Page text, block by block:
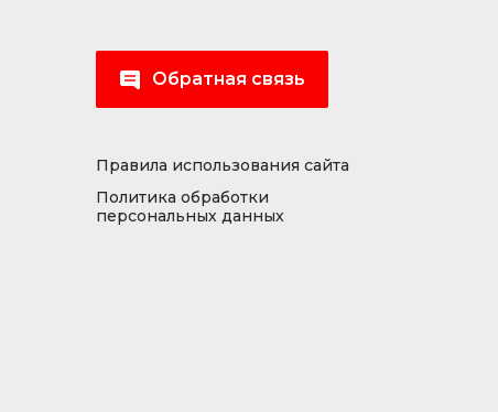
Обратная связь
Правила использования сайта
Политика обработки
персональных данных